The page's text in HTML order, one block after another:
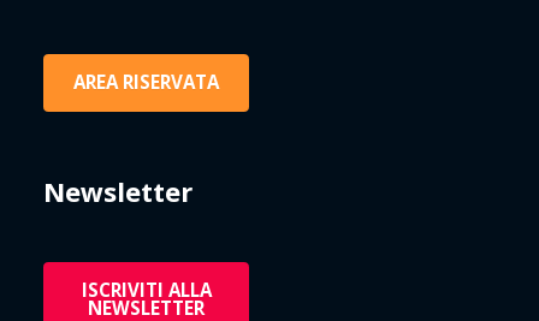
AREA RISERVATA
Newsletter
ISCRIVITI ALLA
NEWSLETTER